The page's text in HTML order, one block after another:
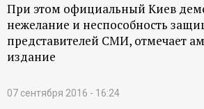
При этом официальный Киев
нежелание и неспособность
представителей СМИ, отмечает
издание
07 сентября 2016 - 16:24